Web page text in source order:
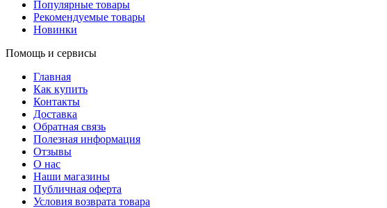
Популярные товары
Рекомендуемые товары
Новинки
Помощь и сервисы
Главная
Как купить
Контакты
Доставка
Обратная связь
Полезная информация
Отзывы
О нас
Наши магазины
Публичная оферта
Условия возврата товара